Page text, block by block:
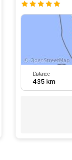
Distance
435 km